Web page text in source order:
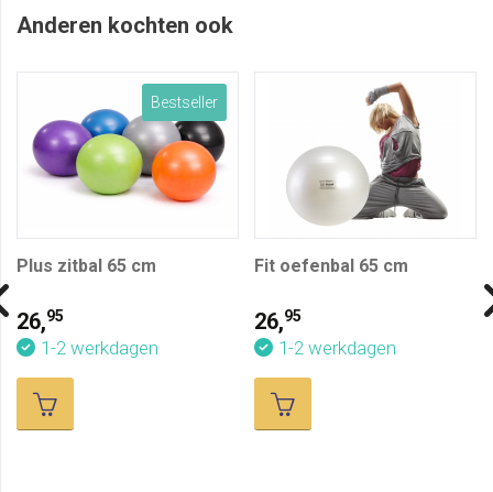
Anderen kochten ook
Bestseller
Plus zitbal 65 cm
26,95
1-2 werkdagen
Fit oefenbal 65 cm
26,95
1-2 werkdagen